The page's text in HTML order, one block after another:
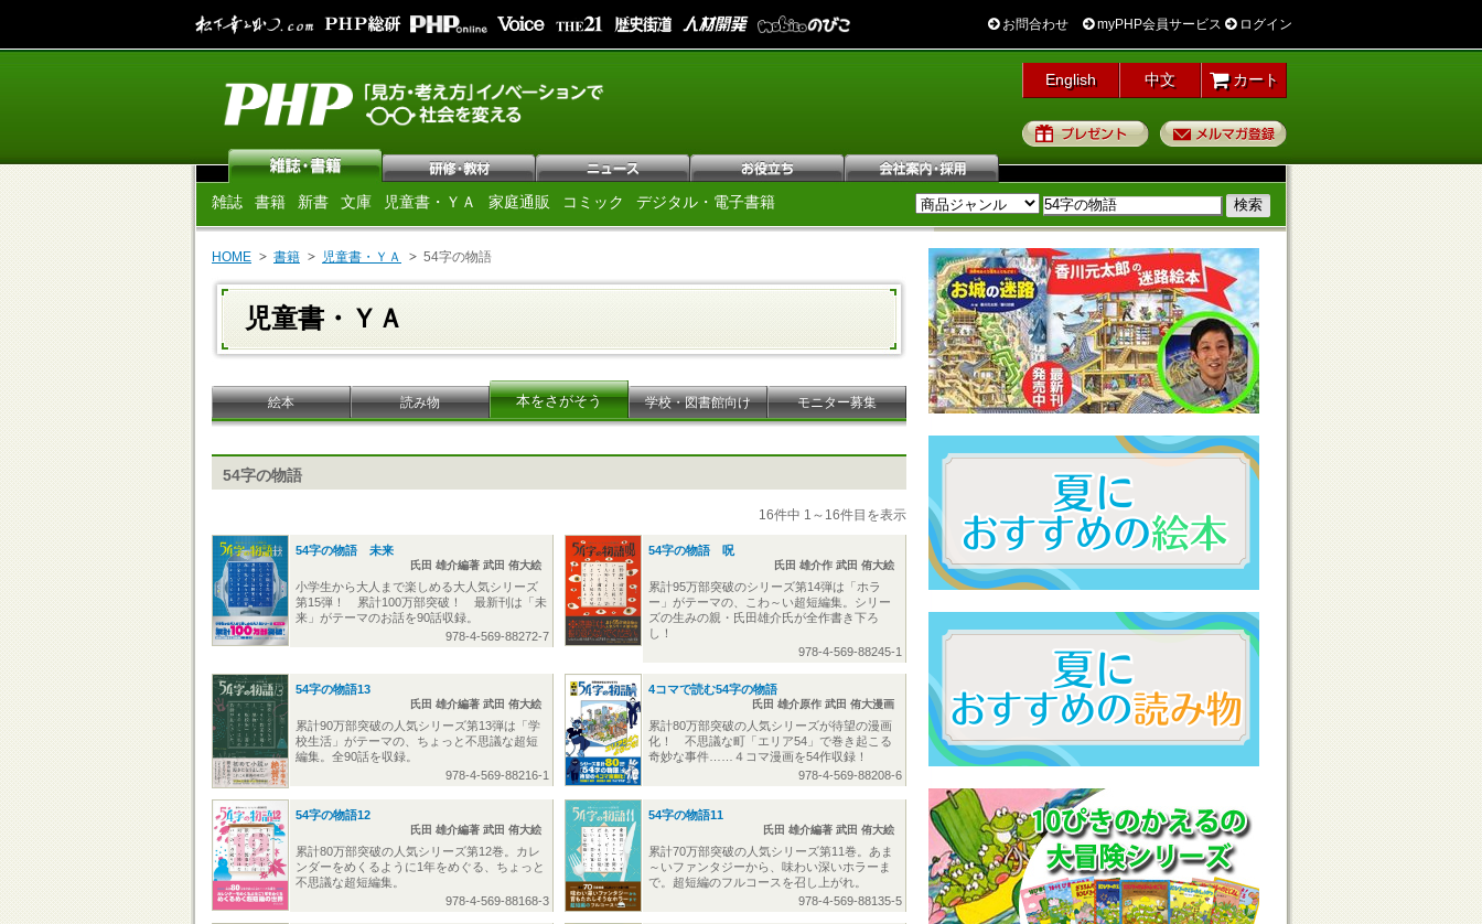
お問合わせ myPHP会員サービス ログイン
English 中文 カート
プレゼント
雑誌 書籍 新書 文庫 児童書・ＹＡ 家庭通販 コミック デジタル・電子書籍
HOME 書籍 児童書・ＹＡ 54字の物語
児童書・ＹＡ
絵本 読み物 本をさがそう 学校・図書館向け モニター募集
54字の物語
16件中 1～16件目を表示
54字の物語 未来
氏田 雄介編著 武田 侑大絵
小学生から大人まで楽しめる大人気シリーズ
第15弾！ 累計100万部突破！ 最新刊は「未
来」がテーマのお話を90話収録。
978-4-569-88272-7
54字の物語 呪
氏田 雄介作 武田 侑大絵
累計95万部突破のシリーズ第14弾は「ホラ
ー」がテーマの、こわ～い超短編集。シリー
ズの生みの親・氏田雄介氏が全作書き下ろ
し！
978-4-569-88245-1
54字の物語13
氏田 雄介編著 武田 侑大絵
累計90万部突破の人気シリーズ第13弾は「学
校生活」がテーマの、ちょっと不思議な超短
編集。全90話を収録。
978-4-569-88216-1
4コマで読む54字の物語
氏田 雄介原作 武田 侑大漫画
累計80万部突破の人気シリーズが待望の漫画
化！ 不思議な町「エリア54」で巻き起こる
奇妙な事件……４コマ漫画を54作収録！
978-4-569-88208-6
54字の物語12
氏田 雄介編著 武田 侑大絵
累計80万部突破の人気シリーズ第12巻。カレ
ンダーをめくるように1年をめぐる、ちょっと
不思議な超短編集。
978-4-569-88168-3
54字の物語11
氏田 雄介編著 武田 侑大絵
累計70万部突破の人気シリーズ第11巻。あま
～いファンタジーから、味わい深いホラーま
で。超短編のフルコースを召し上がれ。
978-4-569-88135-5